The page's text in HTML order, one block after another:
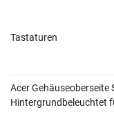
Tastaturen
Acer
Hintergrundbeleuchtet